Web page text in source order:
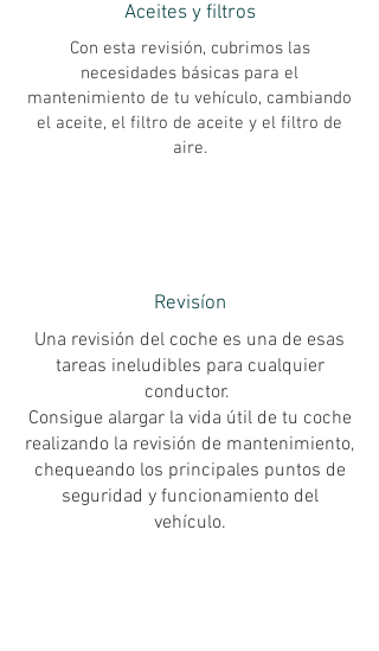
Aceites y filtros
Con esta revisión, cubrimos las
necesidades básicas para el
mantenimiento de tu vehículo, cambiando
el aceite, el filtro de aceite y el filtro de
aire.
Revisíon
Una revisión del coche es una de esas
tareas ineludibles para cualquier
conductor.
Consigue alargar la vida útil de tu coche
realizando la revisión de mantenimiento,
chequeando los principales puntos de
seguridad y funcionamiento del
vehículo.